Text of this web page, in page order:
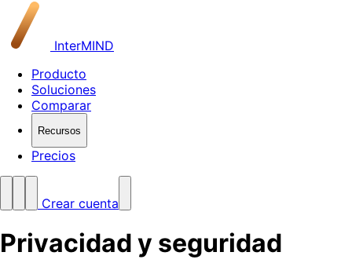
InterMIND
Producto
Soluciones
Comparar
Recursos
Precios
Crear cuenta
Privacidad y seguridad